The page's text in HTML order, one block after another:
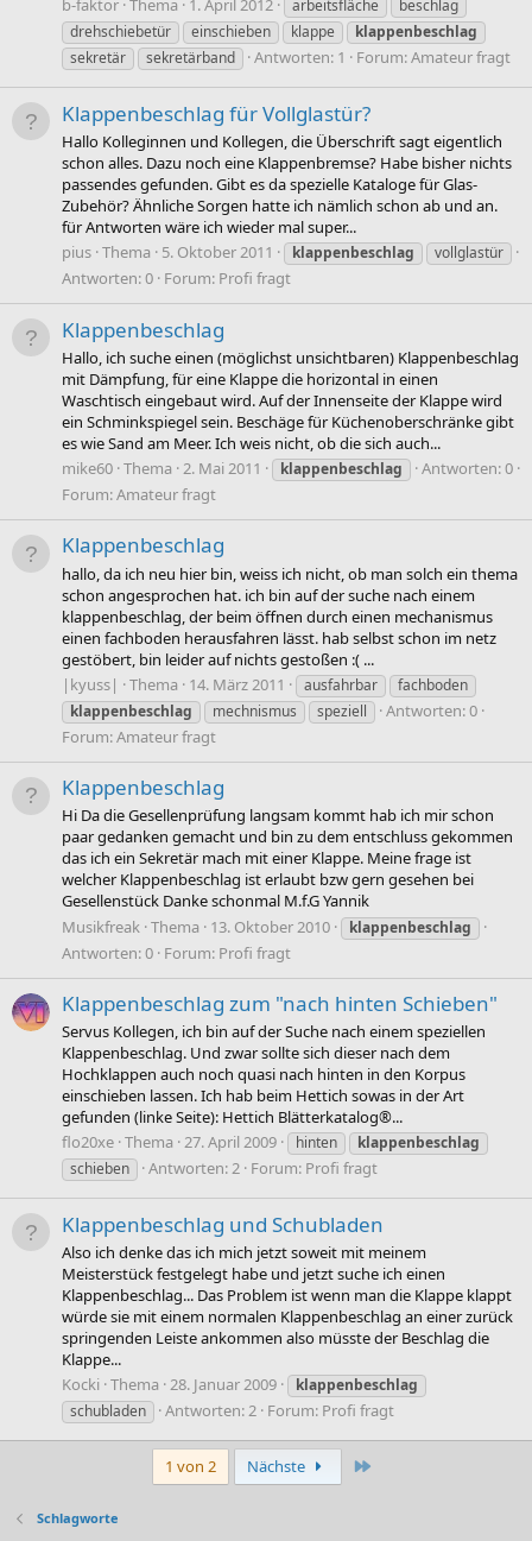
b-faktor Thema 1. April 2012 arbeitsfläche
beschlag
drehschiebetür
einschieben klappe
klappenbeschlag
sekretär
sekretärband Antworten: 1 Forum:Amateur fragt
Klappenbeschlag für Vollglastür?
Hallo Kolleginnen und Kollegen, die Überschrift sagt eigentlich
schon alles. Dazu noch eine Klappenbremse? Habe bisher nichts
passendes gefunden. Gibt es da spezielle Kataloge für Glas-
Zubehör? Ähnliche Sorgen hatte ich nämlich schon ab und an.
für Antworten wäre ich wieder mal super...
pius Thema 5. Oktober 2011 klappenbeschlag vollglastür
Antworten: 0 Forum: Profi fragt
Klappenbeschlag
Hallo, ich suche einen (möglichst unsichtbaren) Klappenbeschlag
mit Dämpfung, für eine Klappe die horizontal in einen
Waschtisch eingebaut wird. Auf der Innenseite der Klappe wird
ein Schminkspiegel sein. Beschäge für Küchenoberschränke gibt
es wie Sand am Meer. Ich weis nicht, ob die sich auch...
mike60 Thema 2. Mai 2011 klappenbeschlag
Antworten: 0
Forum:Amateur fragt
Klappenbeschlag
hallo, da ich neu hier bin, weiss ich nicht, ob man solch ein thema
schon angesprochen hat. ich bin auf der suche nach einem
klappenbeschlag, der beim öffnen durch einen mechanismus
einen fachboden herausfahren lässt. hab selbst schon im netz
gestöbert, bin leider auf nichts gestoßen :( ...
|kyuss|
Thema 14. März 2011 ausfahrbar
fachboden
klappenbeschlag
mechnismus speziell
Antworten: 0
Forum:Amateur fragt
Klappenbeschlag
Hi Da die Gesellenprüfung langsam kommt hab ich mir schon
paar gedanken gemacht und bin zu dem entschluss gekommen
das ich ein Sekretär mach mit einer Klappe. Meine frage ist
welcher Klappenbeschlag ist erlaubt bzw gern gesehen bei
Gesellenstück Danke schonmal M.f.G Yannik
Musikfreak Thema 13. Oktober 2010 klappenbeschlag
Antworten: 0 Forum: Profi fragt
Klappenbeschlag zum "nach hinten Schieben"
Servus Kollegen, ich bin auf der Suche nach einem speziellen
Klappenbeschlag. Und zwar sollte sich dieser nach dem
Hochklappen auch noch quasi nach hinten in den Korpus
einschieben lassen. Ich hab beim Hettich sowas in der Art
gefunden (linke Seite): Hettich Blätterkatalog®...
flo20xe Thema 27. April 2009 hinten
klappenbeschlag
schieben
Antworten: 2 Forum: Profi fragt
Klappenbeschlag und Schubladen
Also ich denke das ich mich jetzt soweit mit meinem
Meisterstück festgelegt habe und jetzt suche ich einen
Klappenbeschlag... Das Problem ist wenn man die Klappe klappt
würde sie mit einem normalen Klappenbeschlag an einer zurück
springenden Leiste ankommen also müsste der Beschlag die
Klappe...
Kocki Thema 28. Januar 2009
klappenbeschlag
schubladen
Antworten: 2 Forum: Profi fragt
1 von 2 Nächste
Schlagworte